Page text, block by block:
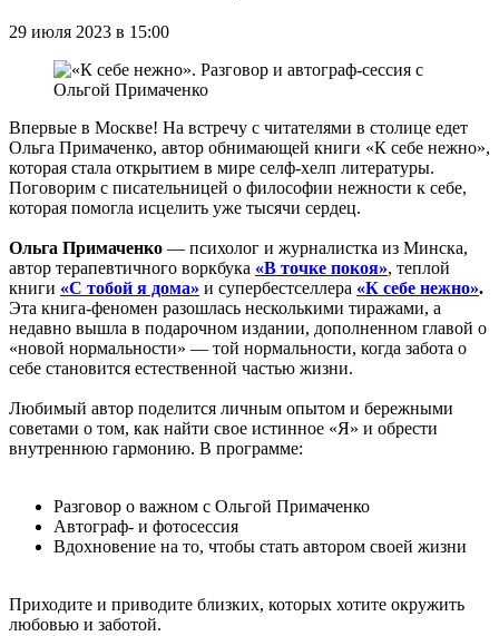
29 июля 2023 в 15:00
Впервые в Москве! На встречу с читателями в столице едет
Ольга Примаченко, автор обнимающей книги «К себе нежно»,
которая стала открытием в мире селф-хелп литературы.
Поговорим с писательницей о философии нежности к себе,
которая помогла исцелить уже тысячи сердец.
Ольга Примаченко — психолог и журналистка из Минска,
автор терапевтичного воркбука «В точке покоя», теплой
книги «С тобой я дома» и супербестселлера «К себе нежно».
Эта книга-феномен разошлась несколькими тиражами, а
недавно вышла в подарочном издании, дополненном главой о
«новой нормальности» — той нормальности, когда забота о
себе становится естественной частью жизни.
Любимый автор поделится личным опытом и бережными
советами о том, как найти свое истинное «Я» и обрести
внутреннюю гармонию. В программе:
Разговор о важном с Ольгой Примаченко
Автограф- и фотосессия
Вдохновение на то, чтобы стать автором своей жизни
Приходите и приводите близких, которых хотите окружить
любовью и заботой.